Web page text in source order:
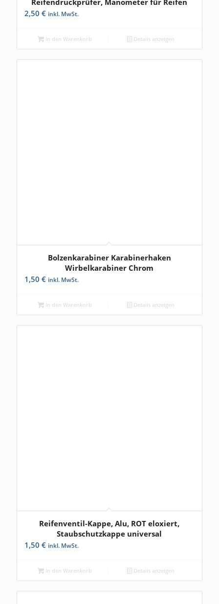
Reifendruckprüfer, Manometer für Reifen
2,50 € inkl. MwSt.
In den Warenkorb Details anzeigen
Bolzenkarabiner Karabinerhaken
Wirbelkarabiner Chrom
1,50 € inkl. MwSt.
In den Warenkorb Details anzeigen
Reifenventil-Kappe, Alu, ROT eloxiert,
Staubschutzkappe universal
1,50 € inkl. MwSt.
In den Warenkorb Details anzeigen